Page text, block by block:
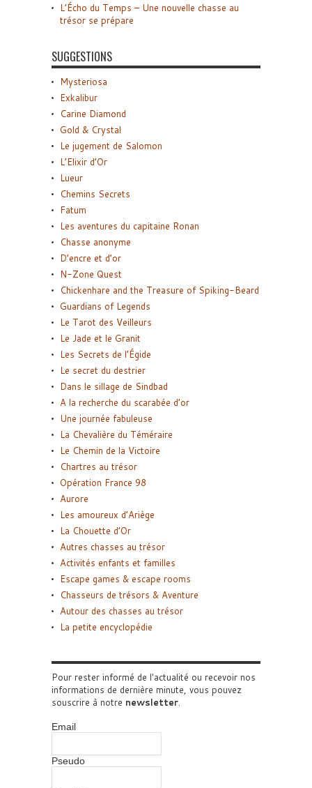
L’Écho du Temps – Une nouvelle chasse au
trésor se prépare
SUGGESTIONS
Mysteriosa
Exkalibur
Carine Diamond
Gold & Crystal
Le jugement de Salomon
L’Elixir d’Or
Lueur
Chemins Secrets
Fatum
Les aventures du capitaine Ronan
Chasse anonyme
D’encre et d’or
N-Zone Quest
Chickenhare and the Treasure of Spiking-Beard
Guardians of Legends
Le Tarot des Veilleurs
Le Jade et le Granit
Les Secrets de l’Égide
Le secret du destrier
Dans le sillage de Sindbad
A la recherche du scarabée d’or
Une journée fabuleuse
La Chevalière du Téméraire
Le Chemin de la Victoire
Chartres au trésor
Opération France 98
Aurore
Les amoureux d’Ariège
La Chouette d’Or
Autres chasses au trésor
Activités enfants et familles
Escape games & escape rooms
Chasseurs de trésors & Aventure
Autour des chasses au trésor
La petite encyclopédie
Pour rester informé de l'actualité ou recevoir nos
informations de dernière minute, vous pouvez
souscrire à notre newsletter.
Email
Pseudo